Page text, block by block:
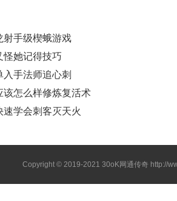
射手级楔蛾游戏
怪她记得技巧
手法师追心刺
该怎么样修炼复活术
学会刺客灭天火
Copyright © 2019-202130oK网通传奇 http://